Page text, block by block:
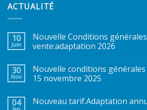
ACTUALITÉ
10
Juin
Nouvelle Conditions
vente:adaptation 2026
30
Nov
Nouvelle conditions
15 novembre 2025
04 Nouveau tarif.Adaptation